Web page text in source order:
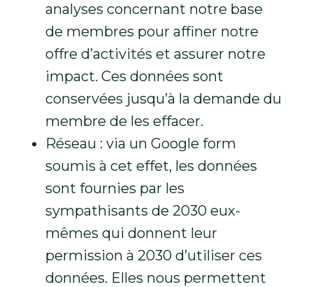
analyses concernant notre base
de membres pour affiner notre
offre d’activités et assurer notre
impact. Ces données sont
conservées jusqu’à la demande du
membre de les effacer.
Réseau : via un Google form
soumis à cet effet, les données
sont fournies par les
sympathisants de 2030 eux-
mêmes qui donnent leur
permission à 2030 d’utiliser ces
données. Elles nous permettent